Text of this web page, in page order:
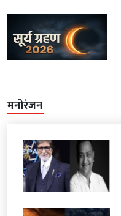
मनोरंजन